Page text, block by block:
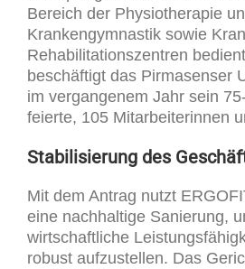
Bereich der Physiotherapie
Krankengymnastik sowie
Rehabilitationszentren
beschäftigt das Pirmasenser
im vergangenem Jahr sein
feierte, 105 Mitarbeiterinnen
Stabilisierung des
Mit dem Antrag nutzt
eine nachhaltige Sanierung,
wirtschaftliche
robust aufzustellen. Das